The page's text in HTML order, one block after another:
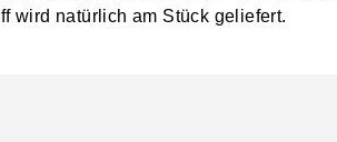
wird natürlich am Stück geliefert.